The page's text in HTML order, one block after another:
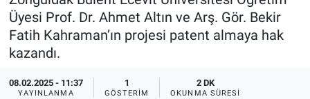
Üyesi Prof. Dr. Ahmet Altın ve Arş. Gör. Bekir
Fatih Kahraman’ın projesi patent almaya hak
kazandı.
08.02.2025 - 11:37
YAYINLANMA
1
GÖSTERIM
2 DK
OKUNMA SÜRESI